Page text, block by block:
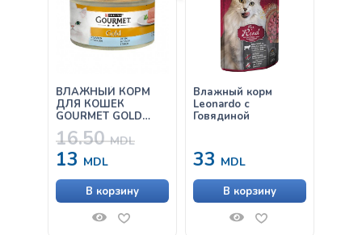
ВЛАЖНЫЙ КОРМ
ДЛЯ КОШЕК
GOURMET GOLD
ПАШТЕТ С ТУНЦОМ
85Г
16.50MDL
13 MDL
В корзину
Влажный корм
Leonardo с
Говядиной
33 MDL
В корзину